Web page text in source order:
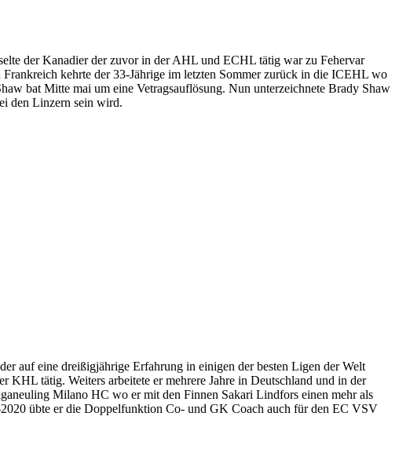
der Kanadier der zuvor in der AHL und ECHL tätig war zu Fehervar
kehrte der 33-Jährige im letzten Sommer zurück in die ICEHL wo
bat Mitte mai um eine Vetragsauflösung. Nun unterzeichnete Brady Shaw
den Linzern sein wird.
auf eine dreißigjährige Erfahrung in einigen der besten Ligen der Welt
tätig. Weiters arbeitete er mehrere Jahre in Deutschland und in der
Milano HC wo er mit den Finnen Sakari Lindfors einen mehr als
übte er die Doppelfunktion Co- und GK Coach auch für den EC VSV